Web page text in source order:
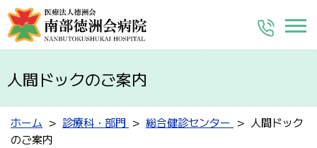
人間ドックのご案内
ホーム 診療科・部門 総合健診センター
人間ドック
のご案内